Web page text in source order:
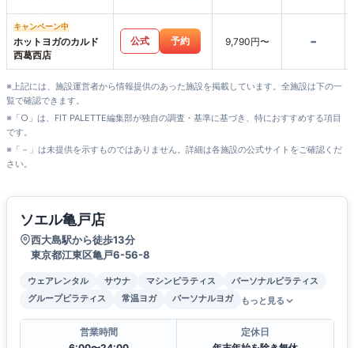
キャンペーン中
ホットヨガのカルド
西葛西店
公式 予約 9,790円〜 -
※上記には、施設運営者から情報提供のあった施設を掲載しています。全施設は下の一
覧で確認できます。
※「○」は、FIT PALETTE編集部が独自の調査・基準に基づき、特におすすめする項目
です。
※「－」は未提供を示すものではありません。詳細は各施設の公式サイトをご確認くだ
さい。
ソエル亀戸店
西大島駅から徒歩13分
東京都江東区亀戸6-56-8
ウェアレンタル サウナ マシンピラティス
パーソナルピラティス
グループピラティス
常温ヨガ パーソナルヨガ もっと見る
営業時間
定休日